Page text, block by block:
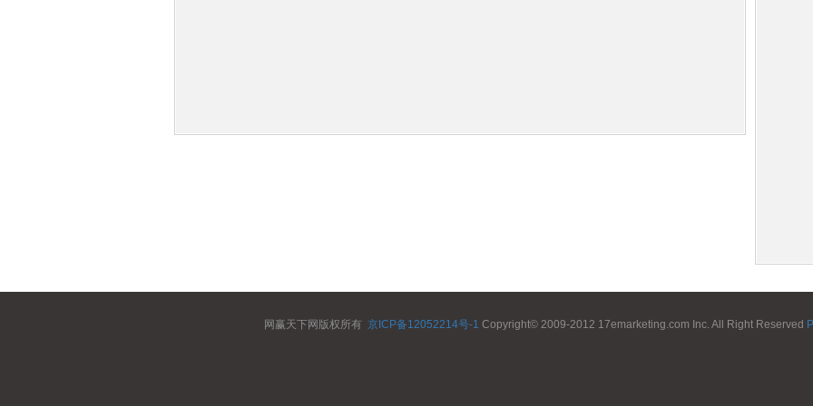
网赢天下网版权所有 京ICP备12052214号-1 Copyright© 2009-2012 17emarketing.com Inc. All Right Reserved